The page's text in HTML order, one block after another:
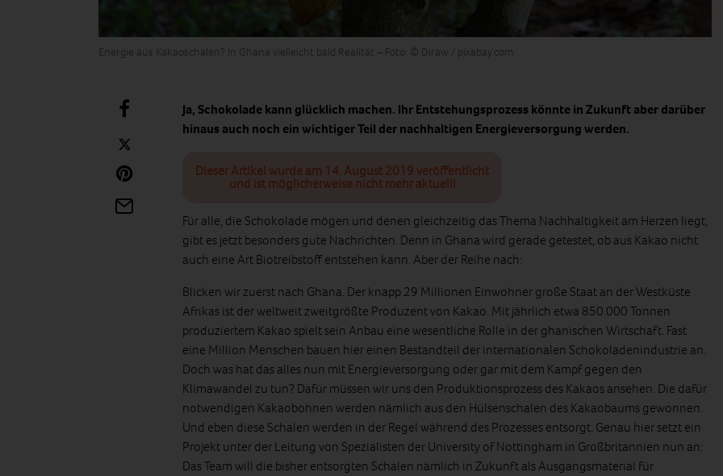
Energie aus Kakaoschalen? In Ghana vielleicht bald Realität – Foto: © Diraw / pixabay.com
Ja, Schokolade kann glücklich machen. Ihr Entstehungsprozess könnte in Zukunft aber darüber
hinaus auch noch ein wichtiger Teil der nachhaltigen Energieversorgung werden.
Dieser Artikel wurde am 14. August 2019 veröffentlicht
und ist möglicherweise nicht mehr aktuell!
Für alle, die Schokolade mögen und denen gleichzeitig das Thema Nachhaltigkeit am Herzen liegt,
gibt es jetzt besonders gute Nachrichten. Denn in Ghana wird gerade getestet, ob aus Kakao nicht
auch eine Art Biotreibstoff entstehen kann. Aber der Reihe nach:
Blicken wir zuerst nach Ghana. Der knapp 29 Millionen Einwohner große Staat an der Westküste
Afrikas ist der weltweit zweitgrößte Produzent von Kakao. Mit jährlich etwa 850.000 Tonnen
produziertem Kakao spielt sein Anbau eine wesentliche Rolle in der ghanischen Wirtschaft. Fast
eine Million Menschen bauen hier einen Bestandteil der internationalen Schokoladenindustrie an.
Doch was hat das alles nun mit Energieversorgung oder gar mit dem Kampf gegen den
Klimawandel zu tun? Dafür müssen wir uns den Produktionsprozess des Kakaos ansehen. Die dafür
notwendigen Kakaobohnen werden nämlich aus den Hülsenschalen des Kakaobaums gewonnen.
Und eben diese Schalen werden in der Regel während des Prozesses entsorgt. Genau hier setzt ein
Projekt unter der Leitung von Spezialisten der University of Nottingham in Großbritannien nun an:
Das Team will die bisher entsorgten Schalen nämlich in Zukunft als Ausgangsmaterial für